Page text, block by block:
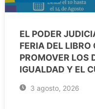
EL PODER
FERIA DEL LIBRO
PROMOVER LOS
IGUALDAD Y EL
3 agosto, 2026